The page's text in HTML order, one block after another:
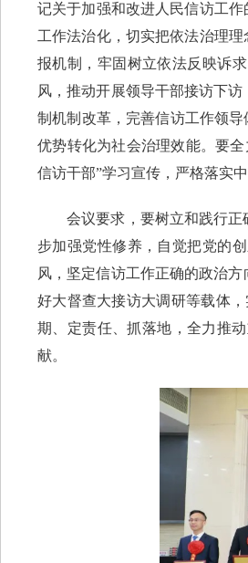
记关于加强和改进人民信访工
工作法治化，切实把依法治理
报机制，牢固树立依法反映诉
风，推动开展领导干部接访下
制机制改革，完善信访工作领
优势转化为社会治理效能。要
信访干部”学习宣传，严格落实
会议要求，要树立和践行正
步加强党性修养，自觉把党的
风，坚定信访工作正确的政治
好大督查大接访大调研等载体
期、定责任、抓落地，全力推
献。